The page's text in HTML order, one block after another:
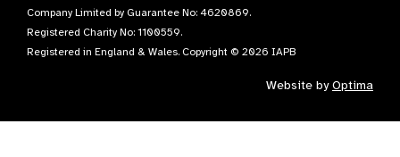
Company Limited by Guarantee No: 4620869.
Registered Charity No: 1100559.
Registered in England & Wales. Copyright © 2026 IAPB
Website byOptima